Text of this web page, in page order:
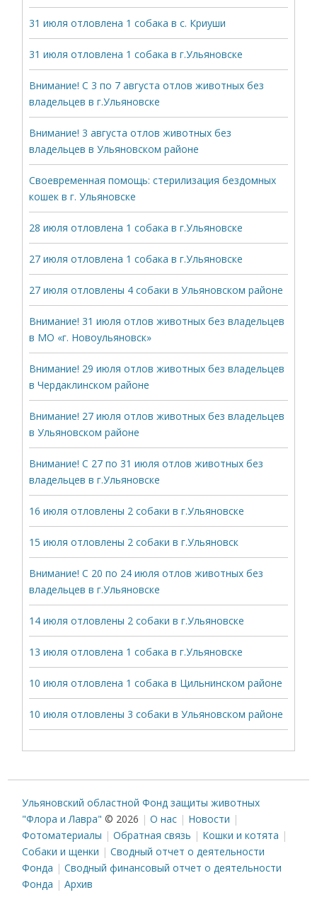
31 июля отловлена 1 собака в с. Криуши
31 июля отловлена 1 собака в г.Ульяновске
Внимание! С 3 по 7 августа отлов животных без
владельцев в г.Ульяновске
Внимание! 3 августа отлов животных без
владельцев в Ульяновском районе
Своевременная помощь: стерилизация бездомных
кошек в г. Ульяновске
28 июля отловлена 1 собака в г.Ульяновске
27 июля отловлена 1 собака в г.Ульяновске
27 июля отловлены 4 собаки в Ульяновском районе
Внимание! 31 июля отлов животных без владельцев
в МО «г. Новоульяновск»
Внимание! 29 июля отлов животных без владельцев
в Чердаклинском районе
Внимание! 27 июля отлов животных без владельцев
в Ульяновском районе
Внимание! С 27 по 31 июля отлов животных без
владельцев в г.Ульяновске
16 июля отловлены 2 собаки в г.Ульяновске
15 июля отловлены 2 собаки в г.Ульяновск
Внимание! С 20 по 24 июля отлов животных без
владельцев в г.Ульяновске
14 июля отловлены 2 собаки в г.Ульяновске
13 июля отловлена 1 собака в г.Ульяновске
10 июля отловлена 1 собака в Цильнинском районе
10 июля отловлены 3 собаки в Ульяновском районе
Ульяновский областной Фонд защиты животных
"Флора и Лавра" © 2026 О нас
Новости
Фотоматериалы
Обратная связь
Кошки и котята
Собаки и щенки
Сводный отчет о деятельности
Фонда
Сводный финансовый отчет о деятельности
Фонда
Архив